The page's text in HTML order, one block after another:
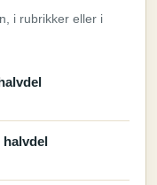
i rubrikker eller i
halvdel